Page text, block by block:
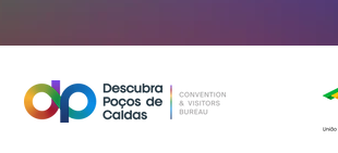
concerto em
compositores mineiros
no Museu Histórico e